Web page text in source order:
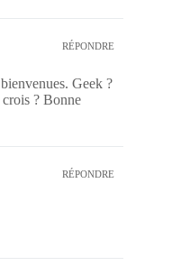
RÉPONDRE
Geek ?
? Bonne
RÉPONDRE